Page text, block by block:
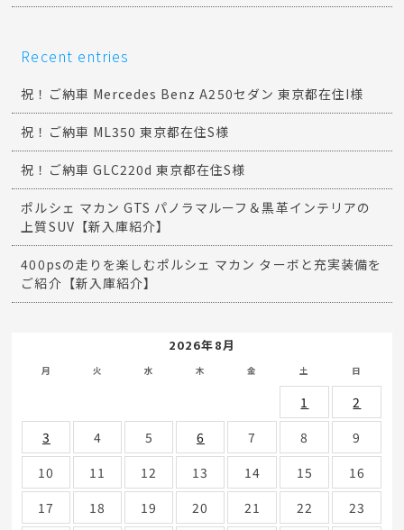
Recent entries
祝！ご納車 Mercedes Benz A250セダン 東京都在住I様
祝！ご納車 ML350 東京都在住S様
祝！ご納車 GLC220d 東京都在住S様
ポルシェ マカン GTS パノラマルーフ＆黒革インテリアの
上質SUV【新入庫紹介】
400psの走りを楽しむポルシェ マカン ターボと充実装備を
ご紹介【新入庫紹介】
2026年8月
月 火 水 木 金 土 日
1
2
3
4 5 6 7 8
9
10
11 12 13 14 15
16
17
18 19 20 21 22 23